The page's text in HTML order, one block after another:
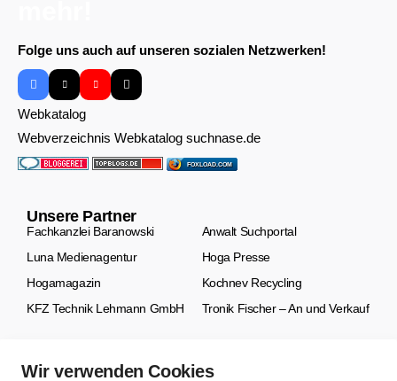
Folge uns auch auf unseren sozialen Netzwerken!
Webkatalog
Webverzeichnis Webkatalog suchnase.de
FOXLOAD.COM
Unsere Partner
Fachkanzlei Baranowski
Anwalt Suchportal
Luna Medienagentur
Hoga Presse
Hogamagazin
Kochnev Recycling
KFZ Technik Lehmann GmbH
Tronik Fischer – An und Verkauf
Bleiben Sie mit uns in Verbindung.
Wir verwenden Cookies